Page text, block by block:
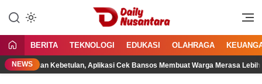
konten
Daily Nusantara
Menyajikan Fakta, Menginspirasi
BERITA TEKNOLOGI EDUKASI OLAHRAGA
NEWS
Bukan Kebetulan, Aplikasi Cek Bansos Membuat Warga Merasa Lebih